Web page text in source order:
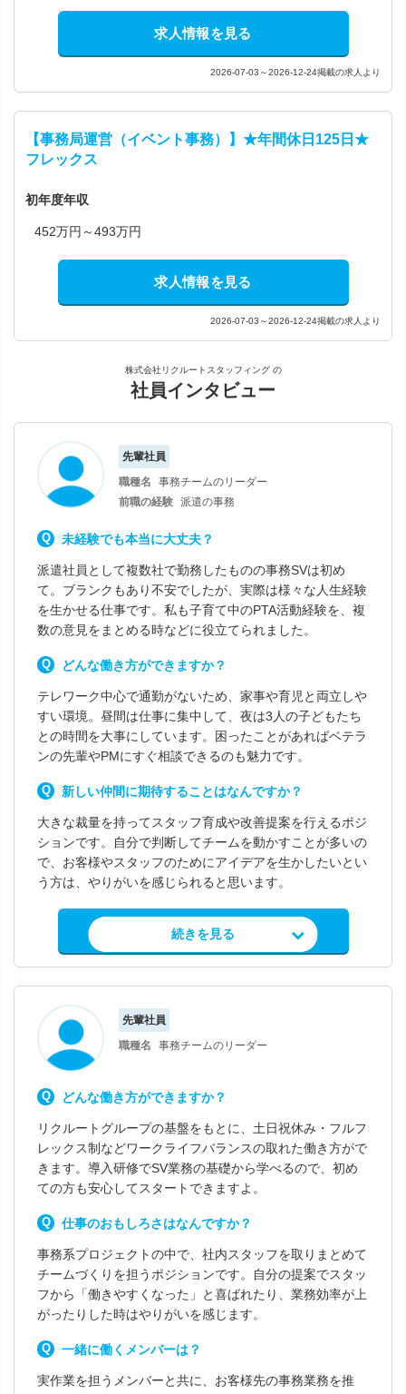
求人情報を見る
2026-07-03～2026-12-24掲載の求人より
【事務局運営（イベント事務）】★年間休日125日★
フレックス
初年度年収
452万円～493万円
求人情報を見る
2026-07-03～2026-12-24掲載の求人より
株式会社リクルートスタッフィング の
社員インタビュー
先輩社員
職種名
事務チームのリーダー
前職の経験 派遣の事務
未経験でも本当に大丈夫？
派遣社員として複数社で勤務したものの事務SVは初め
て。ブランクもあり不安でしたが、実際は様々な人生経験
を生かせる仕事です。私も子育て中のPTA活動経験を、複
数の意見をまとめる時などに役立てられました。
どんな働き方ができますか？
テレワーク中心で通勤がないため、家事や育児と両立しや
すい環境。昼間は仕事に集中して、夜は3人の子どもたち
との時間を大事にしています。困ったことがあればベテラ
ンの先輩やPMにすぐ相談できるのも魅力です。
新しい仲間に期待することはなんですか？
大きな裁量を持ってスタッフ育成や改善提案を行えるポジ
ションです。自分で判断してチームを動かすことが多いの
で、お客様やスタッフのためにアイデアを生かしたいとい
う方は、やりがいを感じられると思います。
求人情報を見る
続きを見る
先輩社員
職種名
事務チームのリーダー
どんな働き方ができますか？
リクルートグループの基盤をもとに、土日祝休み・フルフ
レックス制などワークライフバランスの取れた働き方がで
きます。導入研修でSV業務の基礎から学べるので、初め
ての方も安心してスタートできますよ。
仕事のおもしろさはなんですか？
事務系プロジェクトの中で、社内スタッフを取りまとめて
チームづくりを担うポジションです。自分の提案でスタッ
フから「働きやすくなった」と喜ばれたり、業務効率が上
がったりした時はやりがいを感じます。
一緒に働くメンバーは？
実作業を担うメンバーと共に、お客様先の事務業務を推